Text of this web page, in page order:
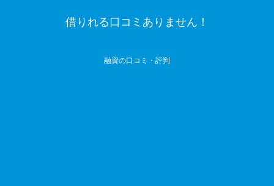
借りれる口コミありません！
融資の口コミ・評判